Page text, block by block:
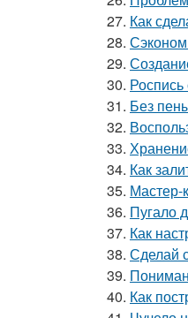
27. Как
28.
29.
30. Роспись
31. Без
32.
33.
34. Как
35. Мастер-
36. Пугало
37. Как
38. Сделай
39.
40. Как